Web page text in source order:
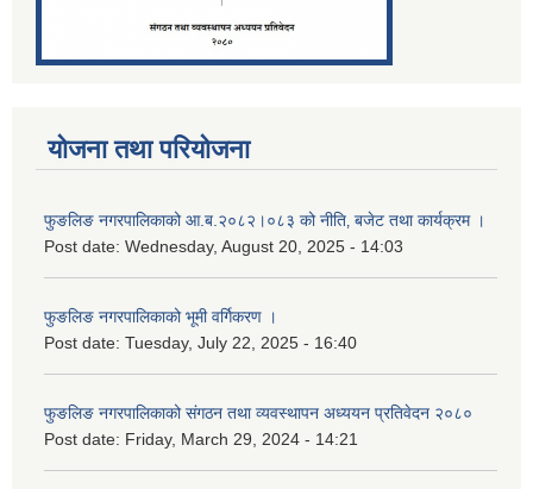
योजना तथा परियोजना
फुङलिङ नगरपालिकाको आ.ब.२०८२।०८३ को नीति‚ बजेट तथा कार्यक्रम ।
Post date: Wednesday, August 20, 2025 - 14:03
फुङलिङ नगरपालिकाको भूमी वर्गिकरण ।
Post date: Tuesday, July 22, 2025 - 16:40
फुङलिङ नगरपालिकाको संगठन तथा व्यवस्थापन अध्ययन प्रतिवेदन २०८०
Post date: Friday, March 29, 2024 - 14:21